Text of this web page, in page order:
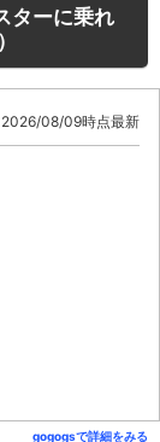
ターに乗れ
2026/08/09時点最新
gogogsで詳細をみる